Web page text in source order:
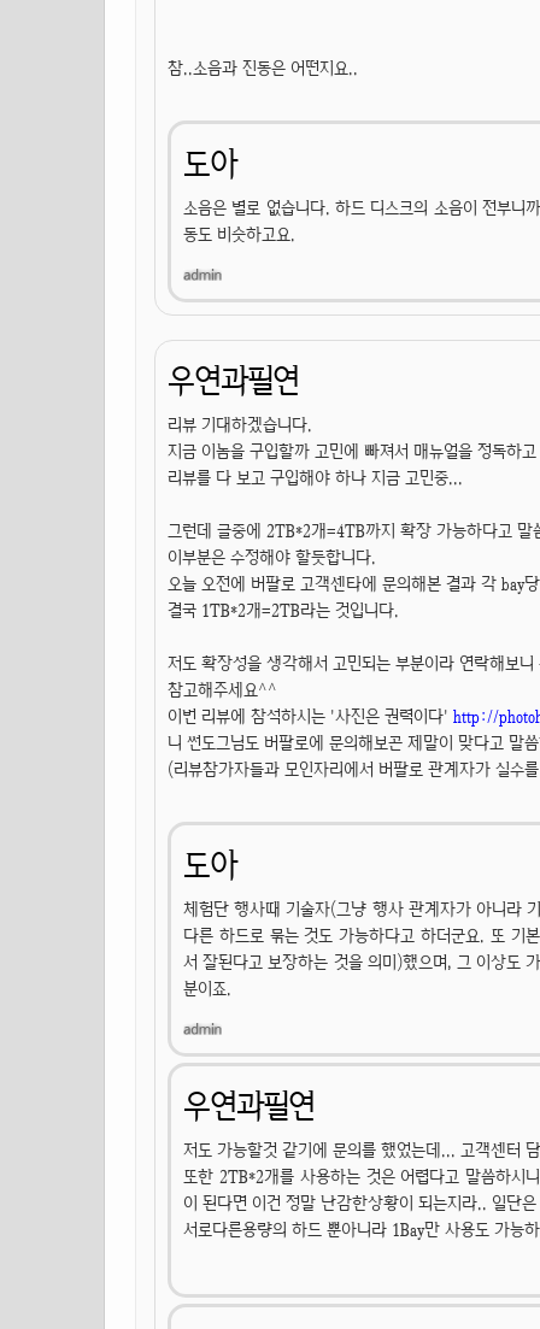
참..소음과 진동은 어떤지요..
도아
소음은 별로 없습니다. 하드 디스크의 소음이 전부
동도 비슷하고요.
우연과필연
리뷰 기대하겠습니다.
지금 이놈을 구입할까 고민에 빠져서 매뉴얼을 정독하
리뷰를 다 보고 구입해야 하나 지금 고민중...
그런데 글중에 2TB*2개=4TB까지 확장 가능하다고 말
이부분은 수정해야 할듯합니다.
오늘 오전에 버팔로 고객센타에 문의해본 결과 각 bay
결국 1TB*2개=2TB라는 것입니다.
저도 확장성을 생각해서 고민되는 부분이라 연락해보
참고해주세요^^
이번 리뷰에 참석하시는 '사진은 권력이다'http://
니 썬도그님도 버팔로에 문의해보곤 제말이 맞다고 말
(리뷰참가자들과 모인자리에서 버팔로 관계자가 실수
도아
체험단 행사때 기술자(그냥 행사 관계자가 아니라
다른 하드로 묶는 것도 가능하다고 하더군요. 또 기
서 잘된다고 보장하는 것을 의미)했으며, 그 이상도
분이죠.
우연과필연
저도 가능할것 같기에 문의를 했었는데... 고객센터
또한 2TB*2개를 사용하는 것은 어렵다고 말씀하시
이 된다면 이건 정말 난감한상황이 되는지라.. 일단
서로다른용량의 하드 뿐아니라 1Bay만 사용도 가능